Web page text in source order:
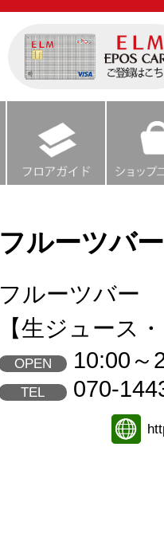
フルーツバ
フルーツバー
【生ジュース
OPEN 10:00～
TEL 070-